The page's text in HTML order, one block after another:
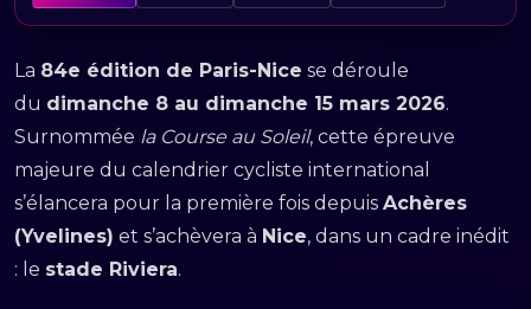
La 84e édition de Paris-Nice se déroule
du dimanche 8 au dimanche 15 mars 2026.
Surnommée la Course au Soleil, cette épreuve
majeure du calendrier cycliste international
s’élancera pour la première fois depuis Achères
(Yvelines) et s’achèvera à Nice, dans un cadre inédit
: le stade Riviera.